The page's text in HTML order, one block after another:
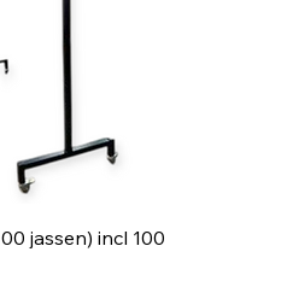
jassen) incl 100